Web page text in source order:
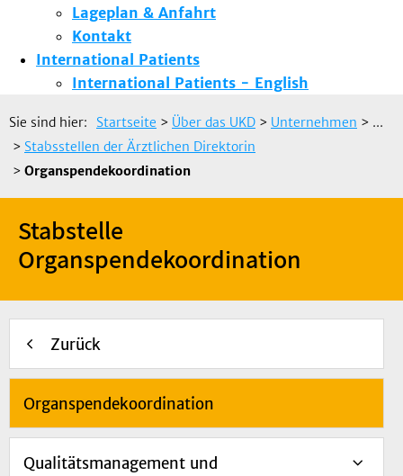
Lageplan & Anfahrt
Kontakt
International Patients
International Patients - English
Sie sind hier: Startseite > Über das UKD > Unternehmen > ...
> Stabsstellen der Ärztlichen Direktorin
> Organspendekoordination
Stabstelle
Organspendekoordination
Zurück
Organspendekoordination
Qualitätsmanagement und